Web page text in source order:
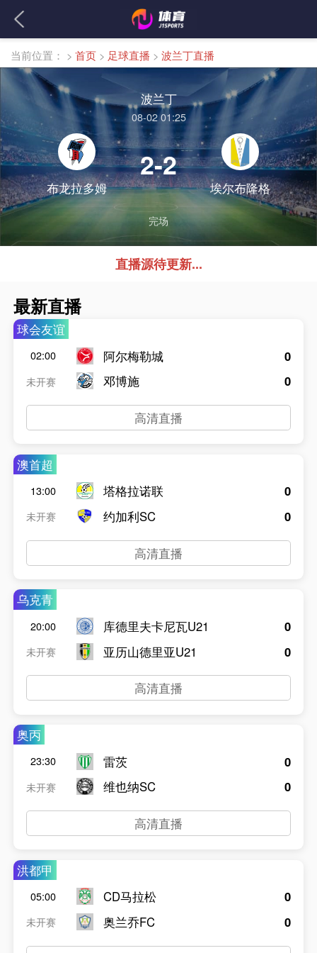
当前位置： > 首页 > 足球直播 > 波兰丁直播
波兰丁
08-02 01:25
布龙拉多姆
2-2
埃尔布隆格
完场
直播源待更新...
最新直播
球会友谊
02:00
未开赛
阿尔梅勒城
邓博施
0
0
高清直播
澳首超
13:00
未开赛
塔格拉诺联
约加利SC
0
0
高清直播
乌克青
20:00
未开赛
库德里夫卡尼瓦U21
亚历山德里亚U21
0
0
高清直播
奥丙
23:30
未开赛
雷茨
维也纳SC
0
0
高清直播
洪都甲
05:00
未开赛
CD马拉松
奥兰乔FC
0
0